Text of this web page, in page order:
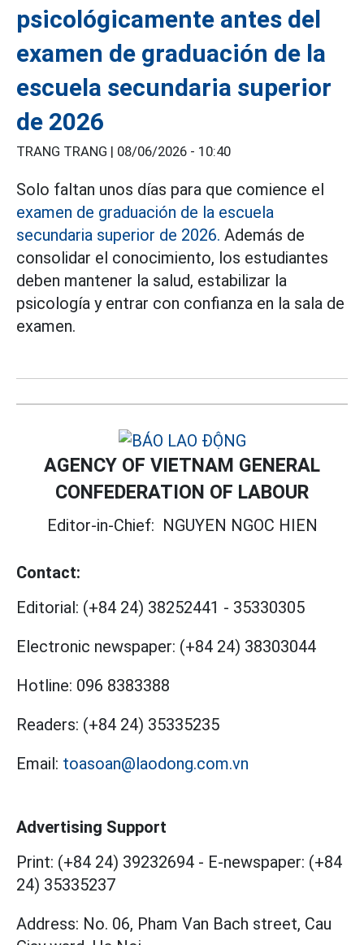
psicológicamente antes del
examen de graduación de la
escuela secundaria superior
de 2026
TRANG TRANG | 08/06/2026 - 10:40
Solo faltan unos días para que comience el
examen de graduación de la escuela
secundaria superior de 2026. Además de
consolidar el conocimiento, los estudiantes
deben mantener la salud, estabilizar la
psicología y entrar con confianza en la sala de
examen.
AGENCY OF VIETNAM GENERAL
CONFEDERATION OF LABOUR
Editor-in-Chief: NGUYEN NGOC HIEN
Contact:
Editorial: (+84 24) 38252441 - 35330305
Electronic newspaper: (+84 24) 38303044
Hotline: 096 8383388
Readers: (+84 24) 35335235
Email: toasoan@laodong.com.vn
Advertising Support
Print: (+84 24) 39232694 - E-newspaper: (+84
24) 35335237
Address: No. 06, Pham Van Bach street, Cau